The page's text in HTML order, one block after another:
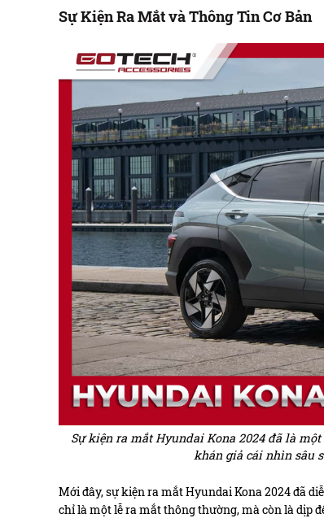
Sự Kiện Ra Mắt và Thông Tin Cơ Bản
Sự kiện ra mắt Hyundai Kona 2024 đã là
khán giả cái nhìn sâu
Mới đây, sự kiện ra mắt Hyundai Kona 2024 đã
chỉ là một lễ ra mắt thông thường, mà còn là dịp